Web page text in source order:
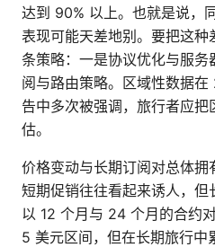
达到 90% 以上。也就是说，
表现可能天差地别。要把这
条策略：一是协议优化与服
阅与路由策略。区域性数据
告中多次被强调，旅行者应
估。
价格变动与长期订阅对总体拥
短期促销往往看起来诱人，但
以 12 个月与 24 个月的合约
5 美元区间，但在长期旅行中